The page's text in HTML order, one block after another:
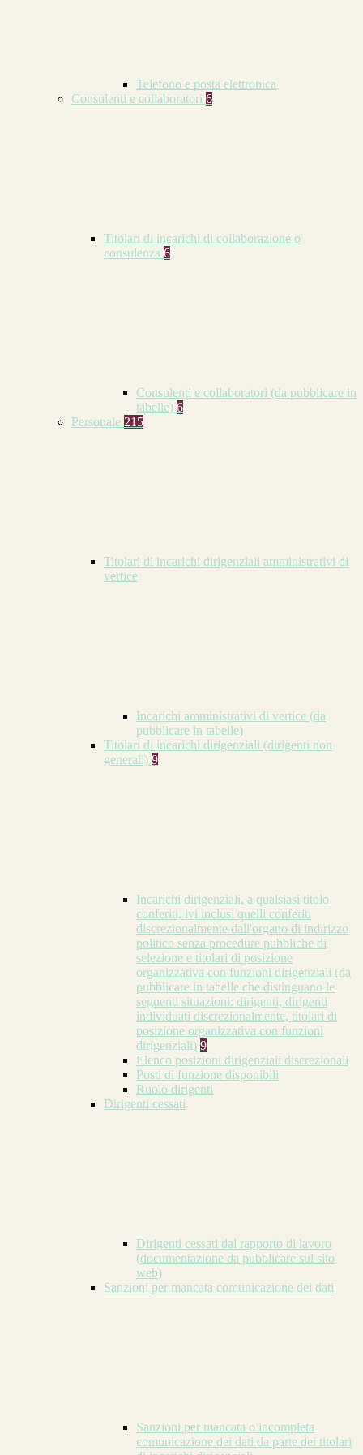
Telefono e posta elettronica
Consulenti e collaboratori 6
Titolari di incarichi di collaborazione o
consulenza 6
Consulenti e collaboratori (da pubblicare in
tabelle) 6
Personale 215
Titolari di incarichi dirigenziali amministrativi di
vertice
Incarichi amministrativi di vertice (da
pubblicare in tabelle)
Titolari di incarichi dirigenziali (dirigenti non
generali) 9
Incarichi dirigenziali, a qualsiasi titolo
conferiti, ivi inclusi quelli conferiti
discrezionalmente dall'organo di indirizzo
politico senza procedure pubbliche di
selezione e titolari di posizione
organizzativa con funzioni dirigenziali (da
pubblicare in tabelle che distinguano le
seguenti situazioni: dirigenti, dirigenti
individuati discrezionalmente, titolari di
posizione organizzativa con funzioni
dirigenziali) 9
Elenco posizioni dirigenziali discrezionali
Posti di funzione disponibili
Ruolo dirigenti
Dirigenti cessati
Dirigenti cessati dal rapporto di lavoro
(documentazione da pubblicare sul sito
web)
Sanzioni per mancata comunicazione dei dati
Sanzioni per mancata o incompleta
comunicazione dei dati da parte dei titolari